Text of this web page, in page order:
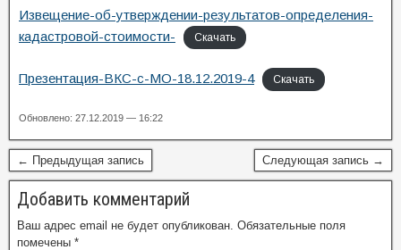
Извещение-об-утверждении-результатов-определения-
кадастровой-стоимости-
Скачать
Презентация-ВКС-с-МО-18.12.2019-4 Скачать
Обновлено: 27.12.2019 — 16:22
← Предыдущая запись Следующая запись →
Добавить комментарий
Ваш адрес email не будет опубликован. Обязательные поля
помечены *